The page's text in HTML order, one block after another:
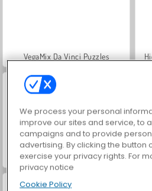
VegaMix Da Vinci Puzzles
ASMR Makeover & Makeup Studio
We process your personal
improve our sites and service, to
campaigns and to provide
advertising. By clicking the button
exercise your privacy rights. For
privacy notice
Cookie Policy